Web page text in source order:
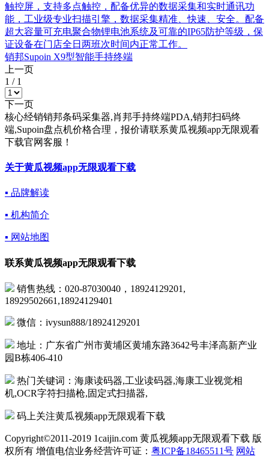
触控屏，支持多点触控，配备优异的数据采集和实时通讯功
能，工业级专业扫描引擎，数据采集精准、快速、安全。配备
超大容量可充电聚合物锂电池系统及可靠的IP65防护等级，保
证设备在门店全日两班次时间内正常工作。
销邦Supoin X9型智能手持终端
上一页
1 / 1
下一页
核心经销销邦条码采集器,肖邦手持终端PDA,销邦扫码终
端,Supoin盘点机价格合理，报价请联系黄瓜视频app无限观看
下载官网客服！
关于黄瓜视频app无限观看下载
▪ 品牌解读
▪ 机构简介
▪ 网站地图
联系黄瓜视频app无限观看下载
销售热线：020-87030040，18924129201,
18929502661,18924129401
微信：ivysun888/18924129201
地址：广东省广州市黄埔区黄埔东路3642号丰泽高新产业
园B栋406-410
热门关键词：海康读码器,工业读码器,海康工业视觉相
机,OCR字符扫描枪,固定式扫描器,
码上关注黄瓜视频app无限观看下载
Copyright©2011-2019 1caijin.com 黄瓜视频app无限观看下载 版
权所有 增值电信业务经营许可证： 粤ICP备18465511号 网站